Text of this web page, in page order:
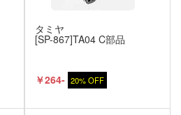
タミヤ
[SP-867]TA04 C部品
￥264- 20% OFF